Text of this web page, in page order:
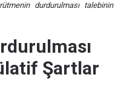
durdurulması talebinin
Şartlar